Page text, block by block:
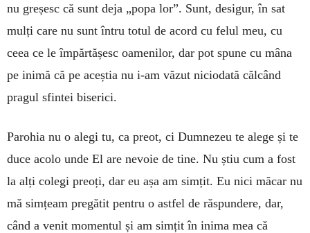
nu greșesc că sunt deja „popa lor”. Sunt, desigur, în sat
mulți care nu sunt întru totul de acord cu felul meu, cu
ceea ce le împărtășesc oamenilor, dar pot spune cu mâna
pe inimă că pe aceștia nu i-am văzut niciodată călcând
pragul sfintei biserici.
Parohia nu o alegi tu, ca preot, ci Dumnezeu te alege și te
duce acolo unde El are nevoie de tine. Nu știu cum a fost
la alți colegi preoți, dar eu așa am simțit. Eu nici măcar nu
mă simțeam pregătit pentru o astfel de răspundere, dar,
când a venit momentul și am simțit în inima mea că